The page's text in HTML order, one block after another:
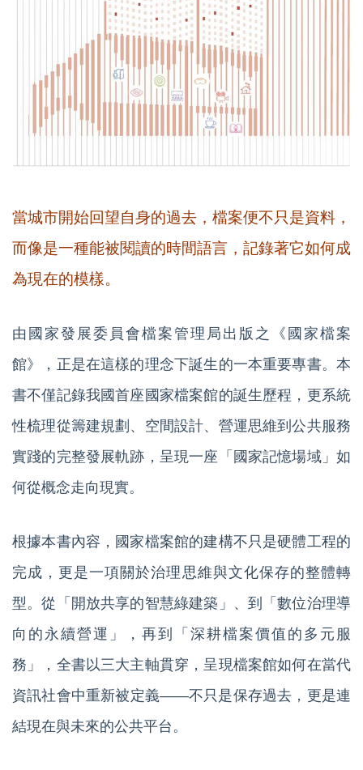
當城市開始回望自身的過去，檔案便不只是資料，
而像是一種能被閱讀的時間語言，記錄著它如何成
為現在的模樣。
由國家發展委員會檔案管理局出版之《國家檔案
館》，正是在這樣的理念下誕生的一本重要專書。本
書不僅記錄我國首座國家檔案館的誕生歷程，更系統
性梳理從籌建規劃、空間設計、營運思維到公共服務
實踐的完整發展軌跡，呈現一座「國家記憶場域」如
何從概念走向現實。
根據本書內容，國家檔案館的建構不只是硬體工程的
完成，更是一項關於治理思維與文化保存的整體轉
型。從「開放共享的智慧綠建築」、到「數位治理導
向的永續營運」，再到「深耕檔案價值的多元服
務」，全書以三大主軸貫穿，呈現檔案館如何在當代
資訊社會中重新被定義——不只是保存過去，更是連
結現在與未來的公共平台。